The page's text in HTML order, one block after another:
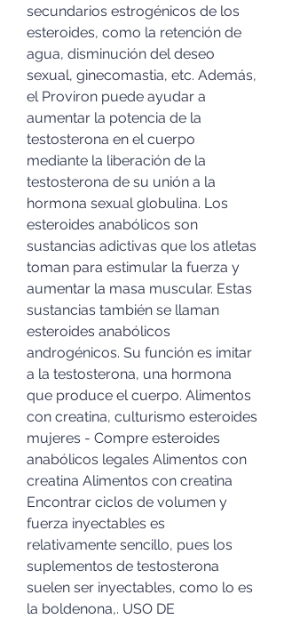
secundarios estrogénicos de los
esteroides, como la retención de
agua, disminución del deseo
sexual, ginecomastia, etc. Además,
el Proviron puede ayudar a
aumentar la potencia de la
testosterona en el cuerpo
mediante la liberación de la
testosterona de su unión a la
hormona sexual globulina. Los
esteroides anabólicos son
sustancias adictivas que los atletas
toman para estimular la fuerza y
aumentar la masa muscular. Estas
sustancias también se llaman
esteroides anabólicos
androgénicos. Su función es imitar
a la testosterona, una hormona
que produce el cuerpo. Alimentos
con creatina, culturismo esteroides
mujeres - Compre esteroides
anabólicos legales Alimentos con
creatina Alimentos con creatina
Encontrar ciclos de volumen y
fuerza inyectables es
relativamente sencillo, pues los
suplementos de testosterona
suelen ser inyectables, como lo es
la boldenona,. USO DE